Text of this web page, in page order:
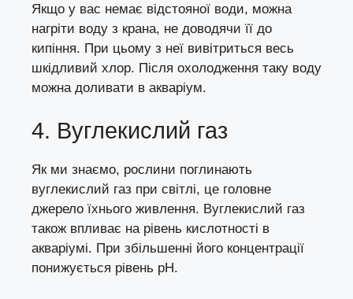
Якщо у вас немає відстояної води, можна
нагріти воду з крана, не доводячи її до
кипіння. При цьому з неї вивітриться весь
шкідливий хлор. Після охолодження таку воду
можна доливати в акваріум.
4. Вуглекислий газ
Як ми знаємо, рослини поглинають
вуглекислий газ при світлі, це головне
джерело їхнього живлення. Вуглекислий газ
також впливає на рівень кислотності в
акваріумі. При збільшенні його концентрації
понижується рівень pH.